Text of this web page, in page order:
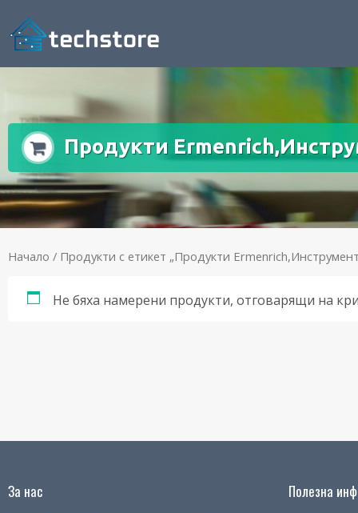
Продукти
Начало / Продукти с етикет „Продукти
Не бяха намерени продукти, отговарящи на
За нас Полезна